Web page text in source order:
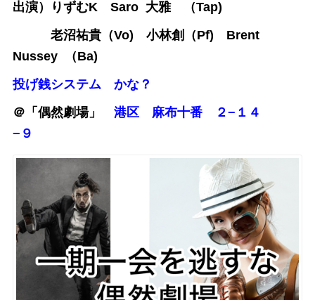
出演）りずむK Saro 大雅 （Tap)
老沼祐貴（Vo) 小林創（Pf) Brent
Nussey （Ba)
投げ銭システム かな？
＠「偶然劇場」 港区 麻布十番 ２−１４
−９